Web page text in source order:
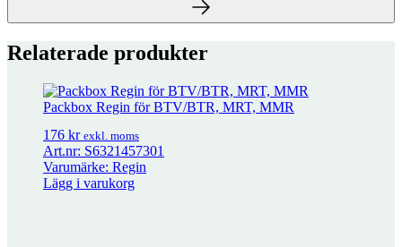
Fler produkter från Schneider Electric
Relaterade produkter
Packbox Regin för BTV/BTR, MRT, MMR
176 kr exkl. moms
Art.nr: S6321457301
Varumärke: Regin
Lägg i varukorg